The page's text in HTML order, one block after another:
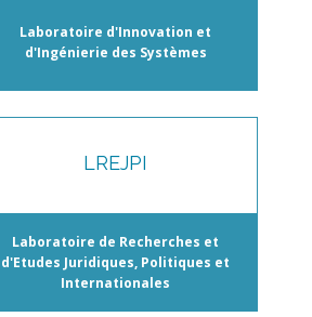
Laboratoire d'Innovation et
d'Ingénierie des Systèmes
LREJPI
Laboratoire de Recherches et
d'Etudes Juridiques, Politiques et
Internationales